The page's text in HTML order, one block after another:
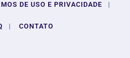
DE USO E PRIVACIDADE |
| CONTATO